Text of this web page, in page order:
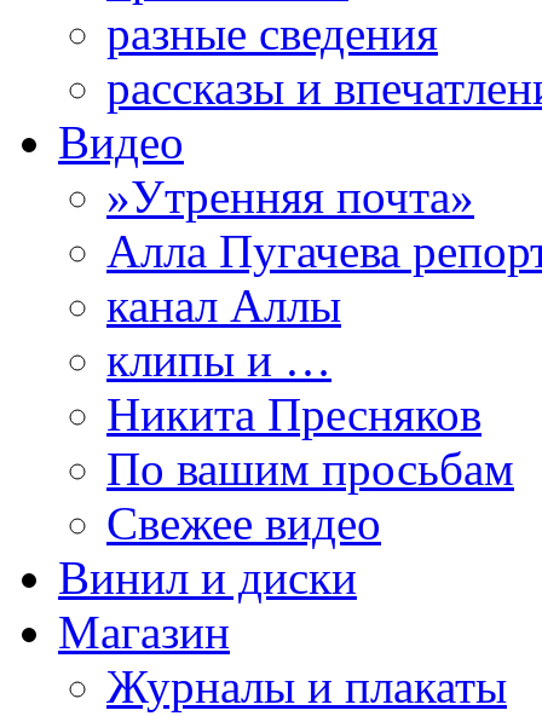
разные сведения
рассказы и
Видео
»Утренняя почта»
Алла Пугачева
канал Аллы
клипы и …
Никита Пресняков
По вашим просьбам
Свежее видео
Винил и диски
Магазин
Журналы и плакаты